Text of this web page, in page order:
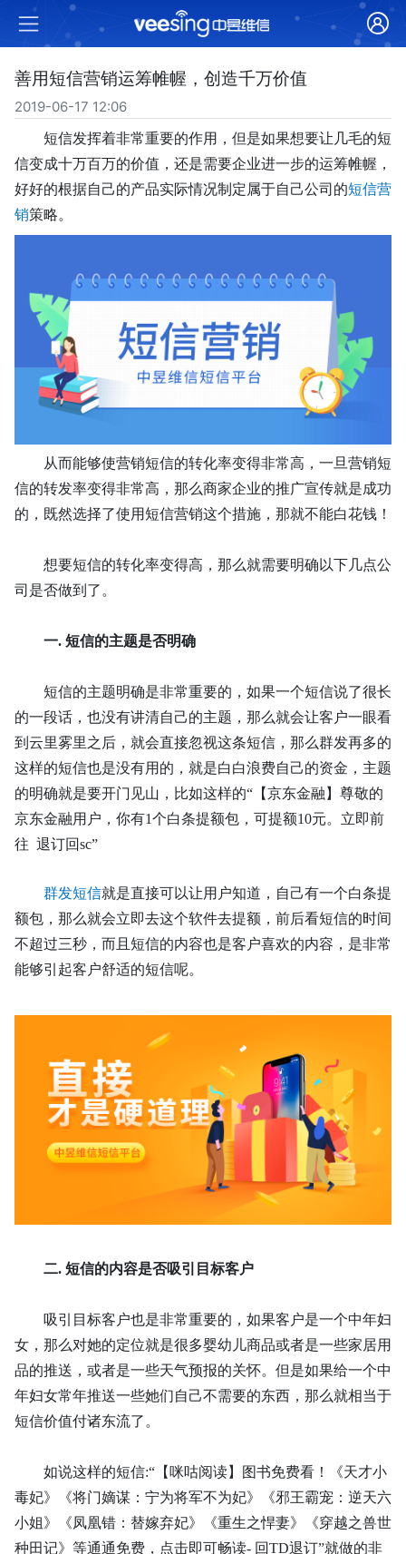
善用短信营销运筹帷幄，创造千万价值
2019-06-17 12:06
短信发挥着非常重要的作用，但是如果想要让几毛的短
信变成十万百万的价值，还是需要企业进一步的运筹帷幄，
好好的根据自己的产品实际情况制定属于自己公司的短信营
销策略。
从而能够使营销短信的转化率变得非常高，一旦营销短
信的转发率变得非常高，那么商家企业的推广宣传就是成功
的，既然选择了使用短信营销这个措施，那就不能白花钱！
想要短信的转化率变得高，那么就需要明确以下几点公
司是否做到了。
一. 短信的主题是否明确
短信的主题明确是非常重要的，如果一个短信说了很长
的一段话，也没有讲清自己的主题，那么就会让客户一眼看
到云里雾里之后，就会直接忽视这条短信，那么群发再多的
这样的短信也是没有用的，就是白白浪费自己的资金，主题
的明确就是要开门见山，比如这样的“【京东金融】尊敬的
京东金融用户，你有1个白条提额包，可提额10元。立即前
往 退订回sc”
群发短信就是直接可以让用户知道，自己有一个白条提
额包，那么就会立即去这个软件去提额，前后看短信的时间
不超过三秒，而且短信的内容也是客户喜欢的内容，是非常
能够引起客户舒适的短信呢。
二. 短信的内容是否吸引目标客户
吸引目标客户也是非常重要的，如果客户是一个中年妇
女，那么对她的定位就是很多婴幼儿商品或者是一些家居用
品的推送，或者是一些天气预报的关怀。但是如果给一个中
年妇女常年推送一些她们自己不需要的东西，那么就相当于
短信价值付诸东流了。
如说这样的短信:“【咪咕阅读】图书免费看！《天才小
毒妃》《将门嫡谋：宁为将军不为妃》《邪王霸宠：逆天六
小姐》《凤凰错：替嫁弃妃》《重生之悍妻》《穿越之兽世
种田记》等通通免费，点击即可畅读- 回TD退订”就做的非